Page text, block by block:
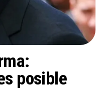
posible